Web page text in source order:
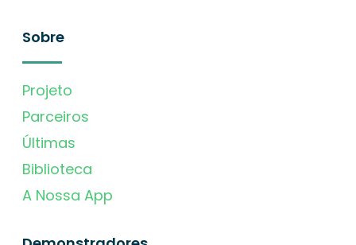
Sobre
Projeto
Parceiros
Últimas
Biblioteca
A Nossa App